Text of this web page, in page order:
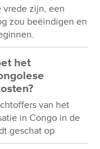
vrede zijn, een
zou beëindigen en
het
van het
in Congo in de
geschat op